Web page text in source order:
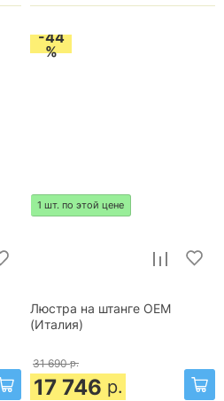
-44
%
1 шт. по этой цене
Люстра на штанге OEM
(Италия)
31 690 р.
17 746 р.